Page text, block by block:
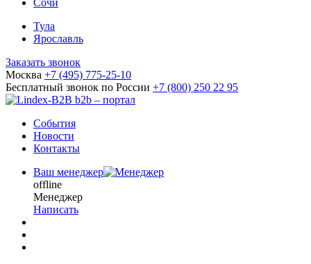
Сочи
Тула
Ярославль
Заказать звонок
Москва +7 (495) 775-25-10
Бесплатный звонок по России +7 (800) 250 22 95
b2b – портал
События
Новости
Контакты
Ваш менеджер
offline
Менеджер
Написать